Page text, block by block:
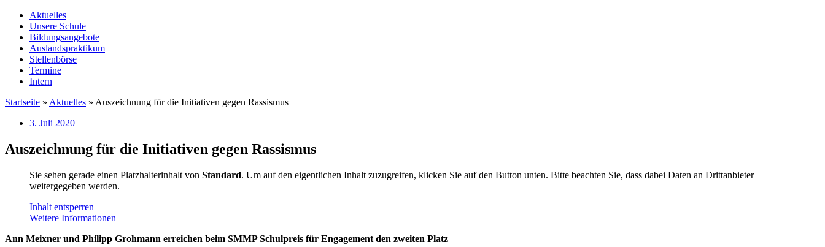
Aktuelles
Unsere Schule
Bildungsangebote
Auslandspraktikum
Stellenbörse
Termine
Intern
Startseite » Aktuelles » Auszeichnung für die Initiativen gegen Rassismus
3. Juli 2020
Auszeichnung für die Initiativen gegen Rassismus
Sie sehen gerade einen Platzhalterinhalt von Standard. Um auf den eigentlichen Inhalt zuzugreifen, klicken Sie auf den Button unten. Bitte beachten Sie, dass dabei Daten an Drittanbieter
weitergegeben werden.
Inhalt entsperren
Weitere Informationen
Ann Meixner und Philipp Grohmann erreichen beim SMMP Schulpreis für Engagement den zweiten Platz